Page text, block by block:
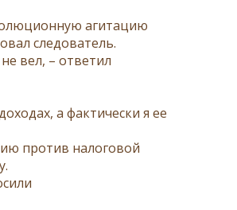
агитацию
следователь.
вел, – ответил
а фактически я ее
против налоговой